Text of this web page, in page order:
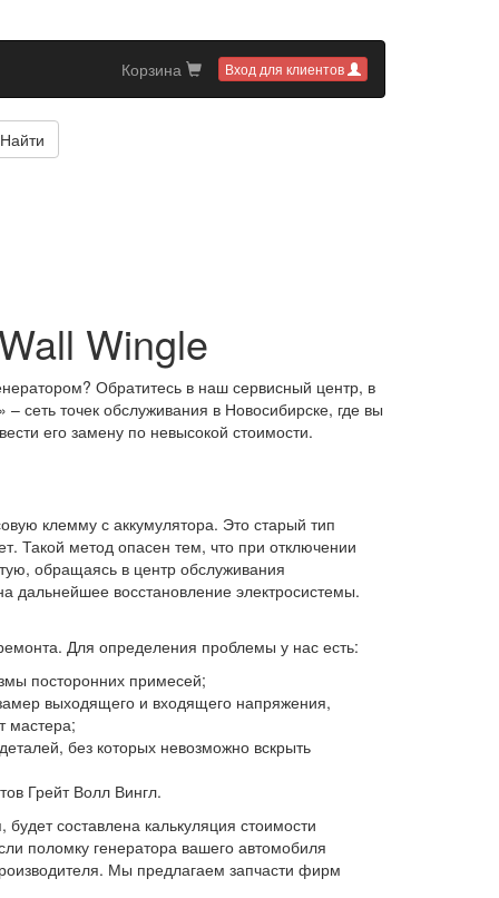
Вход для клиентов
Корзина
Найти
Wingle
Обратитесь в наш сервисный центр, в
сеть точек обслуживания в Новосибирске, где вы
его замену по невысокой стоимости.
клемму с аккумулятора. Это старый тип
Такой метод опасен тем, что при отключении
обращаясь в центр обслуживания
дальнейшее восстановление электросистемы.
Для определения проблемы у нас есть:
посторонних примесей;
выходящего и входящего напряжения,
мастера;
без которых невозможно вскрыть
Грейт Волл Вингл.
составлена калькуляция стоимости
поломку генератора вашего автомобиля
Мы предлагаем запчасти фирм